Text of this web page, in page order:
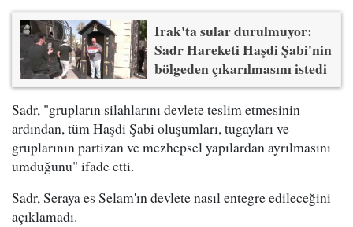
Irak'ta sular durulmuyor:
Sadr Hareketi Haşdi Şabi'nin
bölgeden çıkarılmasını istedi
Sadr, "grupların silahlarını devlete teslim etmesinin
ardından, tüm Haşdi Şabi oluşumları, tugayları ve
gruplarının partizan ve mezhepsel yapılardan ayrılmasını
umduğunu" ifade etti.
Sadr, Seraya es Selam'ın devlete nasıl entegre edileceğini
açıklamadı.